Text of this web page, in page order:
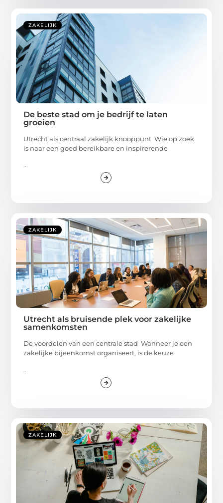
ZAKELIJK
De beste stad om je bedrijf te laten
groeien
Utrecht als centraal zakelijk knooppunt Wie op zoek
is naar een goed bereikbare en inspirerende
...
ZAKELIJK
Utrecht als bruisende plek voor zakelijke
samenkomsten
De voordelen van een centrale stad Wanneer je een
zakelijke bijeenkomst organiseert, is de keuze
...
ZAKELIJK